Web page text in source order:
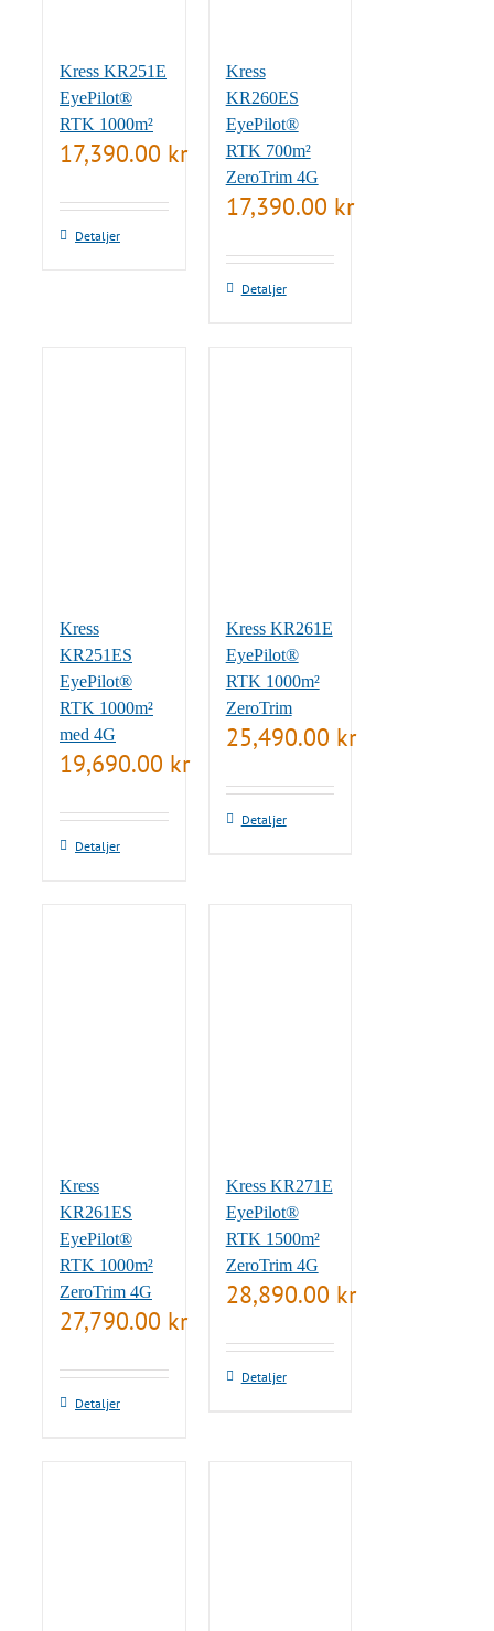
Kress KR251E
EyePilot®
RTK 1000m²
17,390.00 kr
Detaljer
Kress
KR260ES
EyePilot®
RTK 700m²
ZeroTrim 4G
17,390.00 kr
Detaljer
Kress
KR251ES
EyePilot®
RTK 1000m²
med 4G
19,690.00 kr
Detaljer
Kress KR261E
EyePilot®
RTK 1000m²
ZeroTrim
25,490.00 kr
Detaljer
Kress
KR261ES
EyePilot®
RTK 1000m²
ZeroTrim 4G
27,790.00 kr
Detaljer
Kress KR271E
EyePilot®
RTK 1500m²
ZeroTrim 4G
28,890.00 kr
Detaljer